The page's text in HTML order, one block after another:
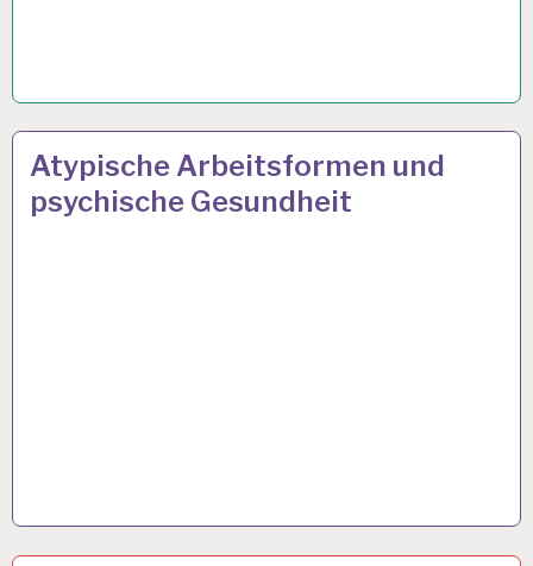
ARBEIT
UND
GESUNDHEIT…
Atypische Arbeitsformen und
psychische Gesundheit
27 JAN. 2020